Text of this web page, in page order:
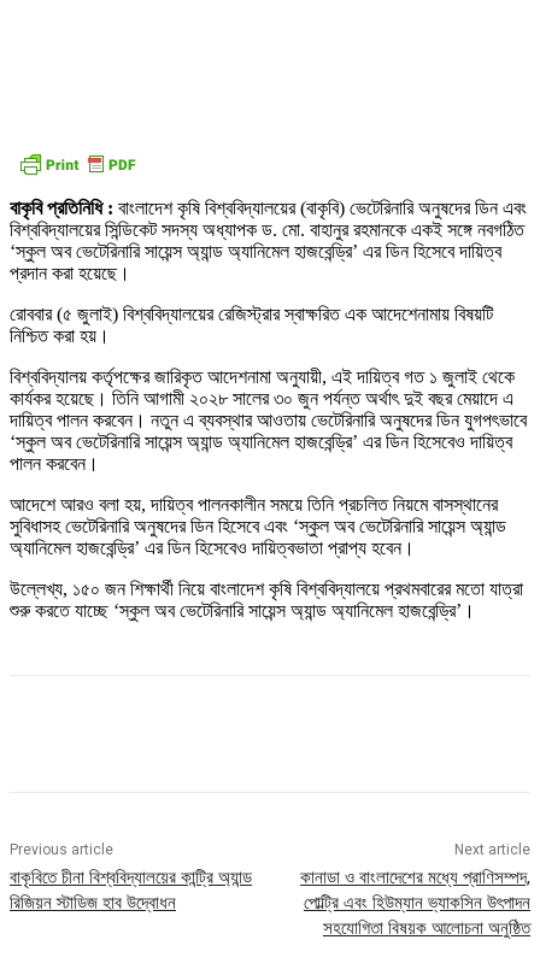
বাকৃবি প্রতিনিধি : বাংলাদেশ কৃষি বিশ্ববিদ্যালয়ের (বাকৃবি) ভেটেরিনারি অনুষদের ডিন এবং
বিশ্ববিদ্যালয়ের সিন্ডিকেট সদস্য অধ্যাপক ড. মো. বাহানুর রহমানকে একই সঙ্গে নবগঠিত
‘স্কুল অব ভেটেরিনারি সায়েন্স অ্যান্ড অ্যানিমেল হাজবেন্ড্রি’ এর ডিন হিসেবে দায়িত্ব
প্রদান করা হয়েছে।
রোববার (৫ জুলাই) বিশ্ববিদ্যালয়ের রেজিস্ট্রার স্বাক্ষরিত এক আদেশেনামায় বিষয়টি
নিশ্চিত করা হয়।
বিশ্ববিদ্যালয় কর্তৃপক্ষের জারিকৃত আদেশনামা অনুযায়ী, এই দায়িত্ব গত ১ জুলাই থেকে
কার্যকর হয়েছে। তিনি আগামী ২০২৮ সালের ৩০ জুন পর্যন্ত অর্থাৎ দুই বছর মেয়াদে এ
দায়িত্ব পালন করবেন। নতুন এ ব্যবস্থার আওতায় ভেটেরিনারি অনুষদের ডিন যুগপৎভাবে
‘স্কুল অব ভেটেরিনারি সায়েন্স অ্যান্ড অ্যানিমেল হাজবেন্ড্রি’ এর ডিন হিসেবেও দায়িত্ব
পালন করবেন।
আদেশে আরও বলা হয়, দায়িত্ব পালনকালীন সময়ে তিনি প্রচলিত নিয়মে বাসস্থানের
সুবিধাসহ ভেটেরিনারি অনুষদের ডিন হিসেবে এবং ‘স্কুল অব ভেটেরিনারি সায়েন্স অ্যান্ড
অ্যানিমেল হাজবেন্ড্রি’ এর ডিন হিসেবেও দায়িত্বভাতা প্রাপ্য হবেন।
উল্লেখ্য, ১৫০ জন শিক্ষার্থী নিয়ে বাংলাদেশ কৃষি বিশ্ববিদ্যালয়ে প্রথমবারের মতো যাত্রা
শুরু করতে যাচ্ছে ‘স্কুল অব ভেটেরিনারি সায়েন্স অ্যান্ড অ্যানিমেল হাজবেন্ড্রি’।
Previous article
বাকৃবিতে চীনা বিশ্ববিদ্যালয়ের কান্ট্রি অ্যান্ড
রিজিয়ন স্টাডিজ হাব উদ্বোধন
Next article
কানাডা ও বাংলাদেশের মধ্যে প্রাণিসম্পদ,
পোল্ট্রি এবং হিউম্যান ভ্যাকসিন উৎপাদন
সহযোগিতা বিষয়ক আলোচনা অনুষ্ঠিত